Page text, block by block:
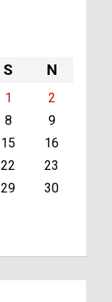
S N
1
2
8
9
15
16
22
23
29
30